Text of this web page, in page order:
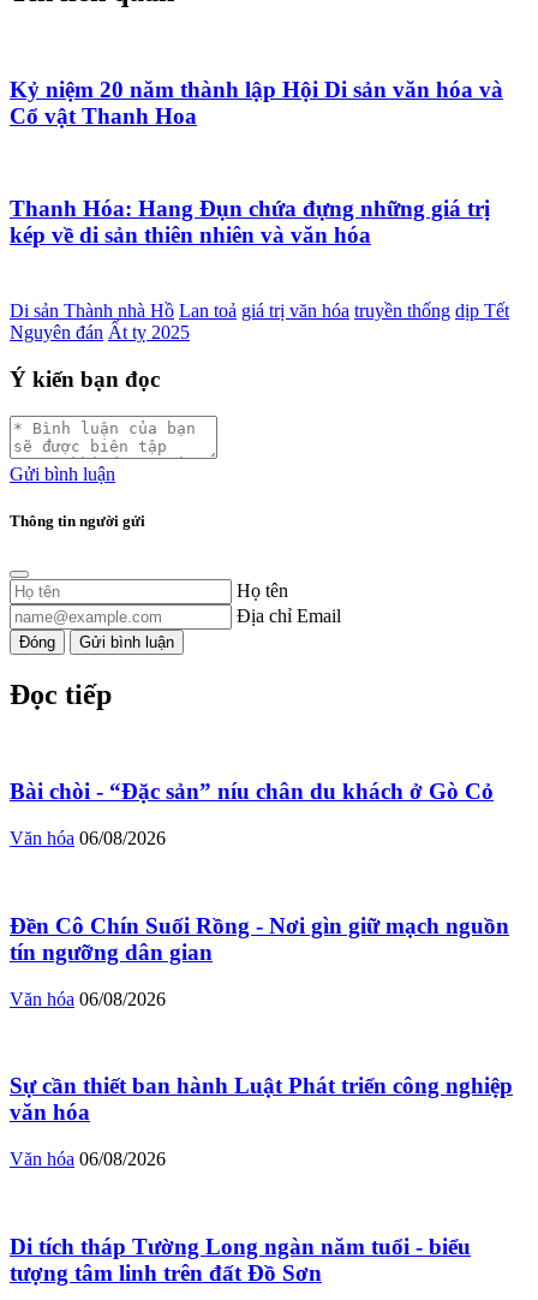
Kỷ niệm 20 năm thành lập Hội Di sản văn hóa và
Cổ vật Thanh Hoa
Thanh Hóa: Hang Đụn chứa đựng những giá trị
kép về di sản thiên nhiên và văn hóa
Di sản Thành nhà Hồ Lan toả giá trị văn hóa truyền thống dịp Tết
Nguyên đán Ất tỵ 2025
Ý kiến bạn đọc
Gửi bình luận
Thông tin người gửi
Họ tên
Địa chỉ Email
Đóng Gửi bình luận
Đọc tiếp
Bài chòi - “Đặc sản” níu chân du khách ở Gò Cỏ
Văn hóa 06/08/2026
Đền Cô Chín Suối Rồng - Nơi gìn giữ mạch nguồn
tín ngưỡng dân gian
Văn hóa 06/08/2026
Sự cần thiết ban hành Luật Phát triển công nghiệp
văn hóa
Văn hóa 06/08/2026
Di tích tháp Tường Long ngàn năm tuổi - biểu
tượng tâm linh trên đất Đồ Sơn